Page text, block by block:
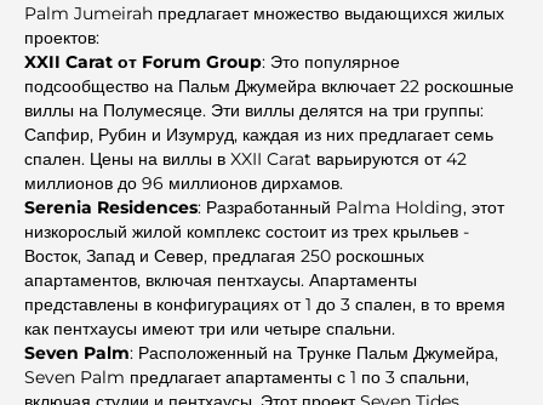
Palm Jumeirah предлагает множество выдающихся жилых
проектов:
XXII Carat от Forum Group: Это популярное
подсообщество на Пальм Джумейра включает 22 роскошные
виллы на Полумесяце. Эти виллы делятся на три группы:
Сапфир, Рубин и Изумруд, каждая из них предлагает семь
спален. Цены на виллы в XXII Carat варьируются от 42
миллионов до 96 миллионов дирхамов.
Serenia Residences: Разработанный Palma Holding, этот
низкорослый жилой комплекс состоит из трех крыльев -
Восток, Запад и Север, предлагая 250 роскошных
апартаментов, включая пентхаусы. Апартаменты
представлены в конфигурациях от 1 до 3 спален, в то время
как пентхаусы имеют три или четыре спальни.
Seven Palm: Расположенный на Трунке Пальм Джумейра,
Seven Palm предлагает апартаменты с 1 по 3 спальни,